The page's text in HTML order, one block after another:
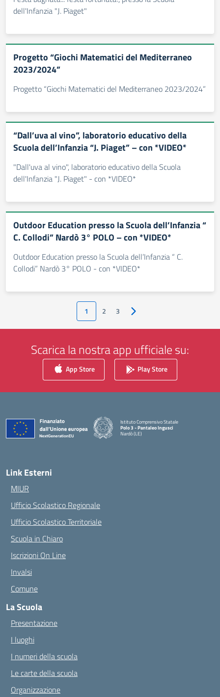
dell'Infanzia "J. Piaget"
Progetto “Giochi Matematici del Mediterraneo
2023/2024”
Progetto “Giochi Matematici del Mediterraneo 2023/2024”
“Dall’uva al vino”, laboratorio educativo della
Scuola dell’Infanzia “J. Piaget” – con *VIDEO*
"Dall'uva al vino", laboratorio educativo della Scuola
dell'Infanzia "J. Piaget" - con *VIDEO*
Outdoor Education presso la Scuola dell’Infanzia “
C. Collodi” Nardò 3° POLO – con *VIDEO*
Outdoor Education presso la Scuola dell’Infanzia “ C.
Collodi” Nardò 3° POLO - con *VIDEO*
1 2 3 Pagina successiva
Scarica la nostra app ufficiale su:
App Store Play Store
Istituto Comprensivo Statale
Polo 3 - Pantaleo Ingusci
Nardò (LE)
Link Esterni
MIUR
Ufficio Scolastico Regionale
Ufficio Scolastico Territoriale
Scuola in Chiaro
Iscrizioni On Line
Invalsi
Comune
La Scuola
Presentazione
I luoghi
I numeri della scuola
Le carte della scuola
Organizzazione